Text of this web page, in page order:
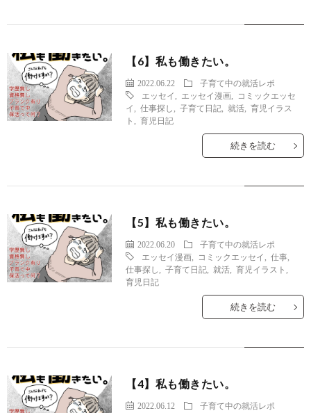
【6】私も働きたい。
2022.06.22
子育て中の就活レポ
エッセイ
エッセイ漫画
コミックエッセ
イ
,仕事探し ,子育て日記 ,就活 ,育児イラス
ト
,育児日記
続きを読む
【5】私も働きたい。
2022.06.20
子育て中の就活レポ
エッセイ漫画
コミックエッセイ ,仕事
仕事探し
,子育て日記 ,就活 ,育児イラスト
育児日記
続きを読む
【4】私も働きたい。
2022.06.12
子育て中の就活レポ